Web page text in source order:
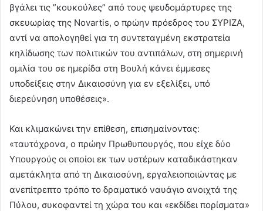
βγάλει τις ”κουκούλες” από τους ψευδομάρτυρες της
σκευωρίας της Novartis, ο πρώην πρόεδρος του ΣΥΡΙΖΑ,
αντί να απολογηθεί για τη συντεταγμένη εκστρατεία
κηλίδωσης των πολιτικών του αντιπάλων, στη σημερινή
ομιλία του σε ημερίδα στη Βουλή κάνει έμμεσες
υποδείξεις στην Δικαιοσύνη για εν εξελίξει, υπό
διερεύνηση υποθέσεις».
Και κλιμακώνει την επίθεση, επισημαίνοντας:
«ταυτόχρονα, ο πρώην Πρωθυπουργός, που είχε δύο
Υπουργούς οι οποίοι εκ των υστέρων καταδικάστηκαν
αμετάκλητα από τη Δικαιοσύνη, εργαλειοποιώντας με
ανεπίτρεπτο τρόπο το δραματικό ναυάγιο ανοιχτά της
Πύλου, συκοφαντεί τη χώρα του και «εκδίδει πορίσματα»